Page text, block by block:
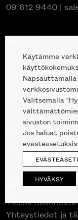
09 612 9440 |
Skanno
Tuotteet
Projektimyynti
Liike Helsingin
Outlet
Poistuvat
Asiakaspalvelu
Tietoa Skannosta
Yhteystiedot ja
Käytämme
Valitsemalla
sivuston
Jos haluat
HYVÄKSY